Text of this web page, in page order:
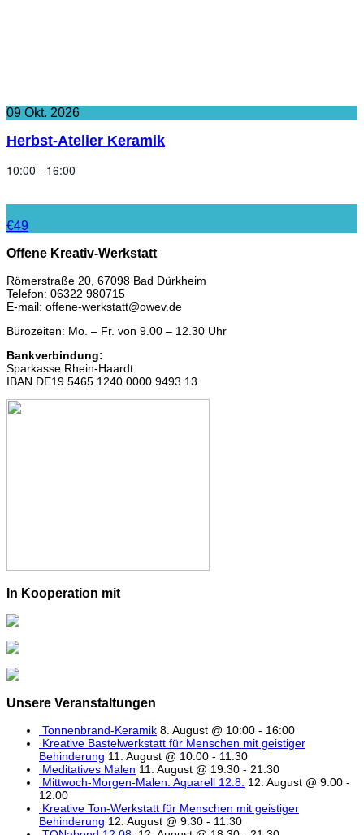
09 Okt. 2026
Herbst-Atelier Keramik
10:00 - 16:00
€49
Offene Kreativ-Werkstatt
Römerstraße 20, 67098 Bad Dürkheim
Telefon: 06322 980715
E-mail: offene-werkstatt@owev.de
Bürozeiten: Mo. – Fr. von 9.00 – 12.30 Uhr
Bankverbindung:
Sparkasse Rhein-Haardt
IBAN DE19 5465 1240 0000 9493 13
In Kooperation mit
Unsere Veranstaltungen
Tonnenbrand-Keramik 8. August @ 10:00 - 16:00
Kreative Bastelwerkstatt für Menschen mit geistiger
Behinderung 11. August @ 10:00 - 11:30
Meditatives Malen 11. August @ 19:30 - 21:30
Mittwoch-Morgen-Malen: Aquarell 12.8. 12. August @ 9:00 -
12:00
Kreative Ton-Werkstatt für Menschen mit geistiger
Behinderung 12. August @ 9:30 - 11:30